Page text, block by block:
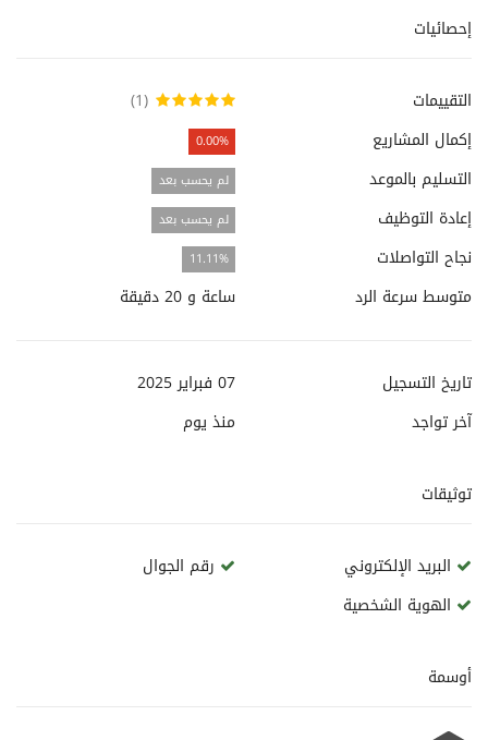
إحصائيات
التقييمات
(1)
إكمال المشاريع
0.00%
التسليم بالموعد لم يحسب بعد
إعادة التوظيف لم يحسب بعد
نجاح التواصلات 11.11%
متوسط سرعة الرد ساعة و 20 دقيقة
تاريخ التسجيل
07 فبراير 2025
آخر تواجد
منذ يوم
توثيقات
البريد الإلكتروني
رقم الجوال
الهوية الشخصية
أوسمة